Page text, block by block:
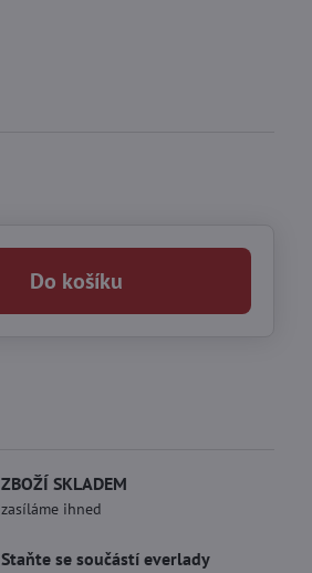
Do košíku
ZBOŽÍ SKLADEM
zasíláme ihned
Staňte se součástí everlady